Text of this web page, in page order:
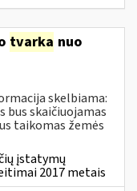
tvarka nuo
skelbiama:
bus skaičiuojamas
taikomas žemės
įstatymų
2017 metais